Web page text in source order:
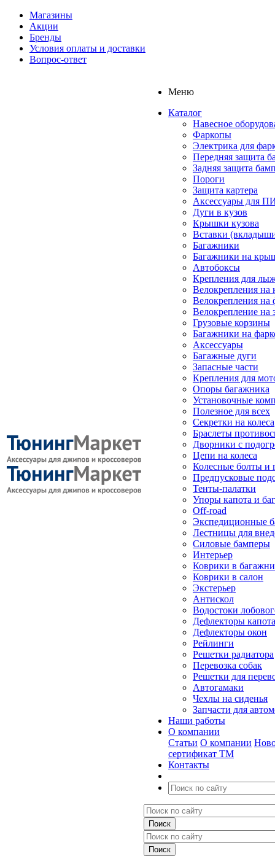
Магазины
Акции
Бренды
Условия оплаты и доставки
Вопрос-ответ
Меню
Каталог
Навесное
Фаркопы
Электрика для
Передняя защита
Задняя защита
Пороги
Защита картера
Аксессуары для
Дуги в кузов
Крышки кузова
Вставки
Багажники
Багажники на
Автобоксы
Крепления для
Велокрепления
Велокрепления на
Велокрепление на
Грузовые корзины
Багажники на
Аксессуары
Багажные дуги
Запасные части
Крепления для
Опоры багажника
Установочные
Полезное для всех
Секретки на колеса
Браслеты
Дворники с
Цепи на колеса
Колесные болты и
Предпусковые
Тенты-палатки
Упоры капота и
Off-road
Экспедиционные
Лестницы для
Силовые бамперы
Интерьер
Коврики в
Коврики в салон
Экстерьер
Антискол
Водостоки
Дефлекторы капота
Дефлекторы окон
Рейлинги
Решетки радиатора
Перевозка собак
Решетки для
Автогамаки
Чехлы на сиденья
Запчасти для
Наши работы
О компании
Статьи О компании
сертификат ТМ
Контакты